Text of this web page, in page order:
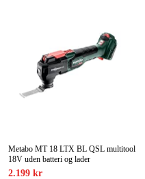
Metabo MT 18 LTX BL QSL multitool
18V uden batteri og lader
2.199 kr